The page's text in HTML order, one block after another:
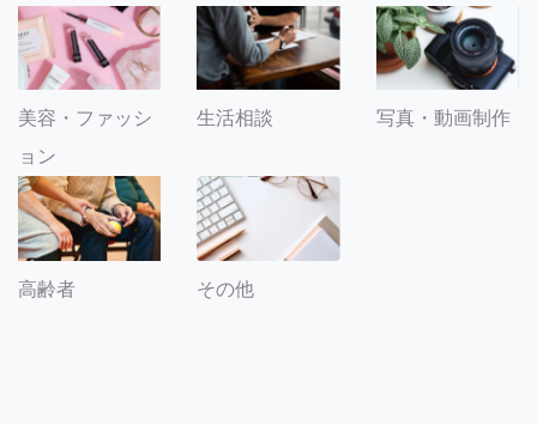
美容・ファッシ
ョン
生活相談 写真・動画制作
高齢者 その他